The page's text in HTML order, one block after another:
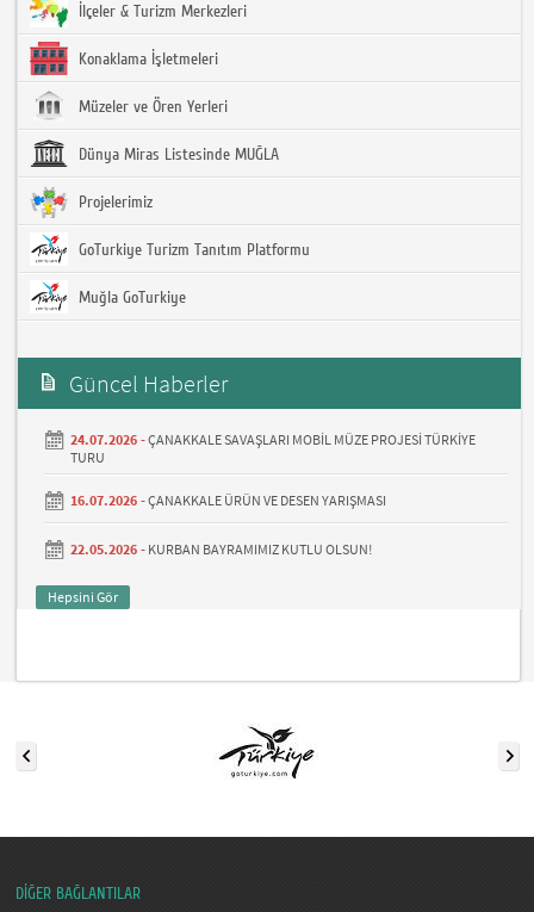
İlçeler & Turizm Merkezleri
Konaklama İşletmeleri
Müzeler ve Ören Yerleri
Dünya Miras Listesinde MUĞLA
Projelerimiz
GoTurkiye Turizm Tanıtım Platformu
Muğla GoTurkiye
Güncel Haberler
24.07.2026 -ÇANAKKALE SAVAŞLARI MOBİL MÜZE PROJESİ TÜRKİYE
TURU
16.07.2026 -ÇANAKKALE ÜRÜN VE DESEN YARIŞMASI
22.05.2026 - KURBAN BAYRAMIMIZ KUTLU OLSUN!
Hepsini Gör
DİĞER BAĞLANTILAR